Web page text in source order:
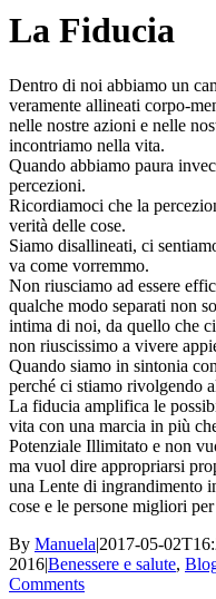
La Fiducia
Dentro di noi abbiamo un
veramente allineati corpo-
nelle nostre azioni e nelle
incontriamo nella vita.
Quando abbiamo paura
percezioni.
Ricordiamoci che la
verità delle cose.
Siamo disallineati, ci
va come vorremmo.
Non riusciamo ad essere
qualche modo separati non
intima di noi, da quello che
non riuscissimo a vivere
Quando siamo in sintonia
perché ci stiamo rivolgendo
La fiducia amplifica le
vita con una marcia in più
Potenziale Illimitato e non
ma vuol dire appropriarsi
una Lente di ingrandimento
cose e le persone migliori
By Manuela|2017-05-
2016|Benessere e salute,
Comments